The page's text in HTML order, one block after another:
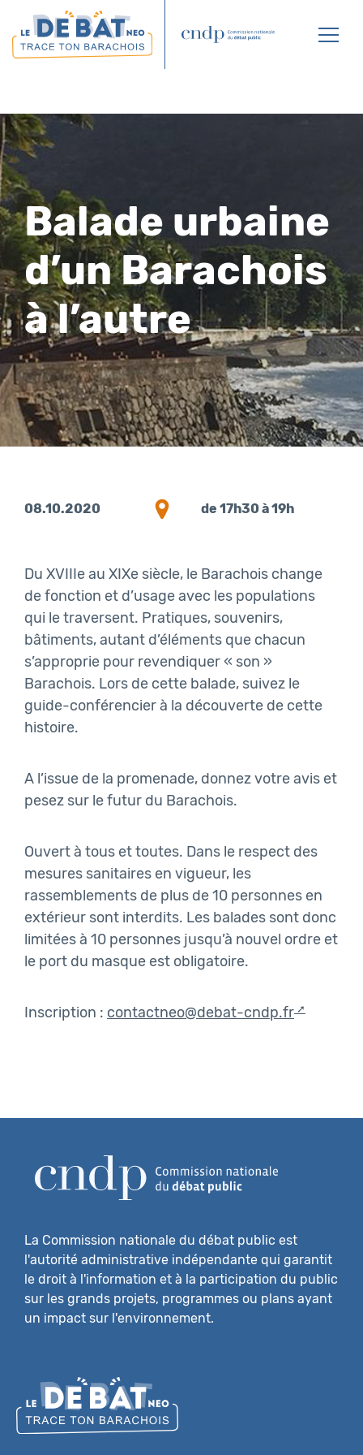
Balade urbaine
d’un Barachois
à l’autre
08.10.2020 de 17h30 à 19h
Du XVIIIe au XIXe siècle, le Barachois change
de fonction et d’usage avec les populations
qui le traversent. Pratiques, souvenirs,
bâtiments, autant d’éléments que chacun
s’approprie pour revendiquer « son »
Barachois. Lors de cette balade, suivez le
guide-conférencier à la découverte de cette
histoire.
A l’issue de la promenade, donnez votre avis et
pesez sur le futur du Barachois.
Ouvert à tous et toutes. Dans le respect des
mesures sanitaires en vigueur, les
rassemblements de plus de 10 personnes en
extérieur sont interdits. Les balades sont donc
limitées à 10 personnes jusqu’à nouvel ordre et
le port du masque est obligatoire.
Inscription : contactneo@debat-cndp.fr
La Commission nationale du débat public est
l'autorité administrative indépendante qui garantit
le droit à l'information et à la participation du public
sur les grands projets, programmes ou plans ayant
un impact sur l'environnement.